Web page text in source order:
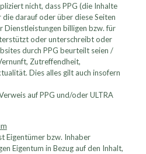
nicht, dass PPG (die Inhalte
darauf oder über diese Seiten
Dienstleistungen billigen bzw. für
oder unterschreibt oder
durch PPG beurteilt seien /
Zutreffendheit,
Dies alles gilt auch insofern
auf PPG und/oder ULTRA
Eigentümer bzw. Inhaber
Eigentum in Bezug auf den Inhalt,